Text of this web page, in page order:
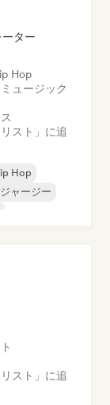
ター
Hop
ュージック
スト」に追
Hop
ャージー
スト」に追